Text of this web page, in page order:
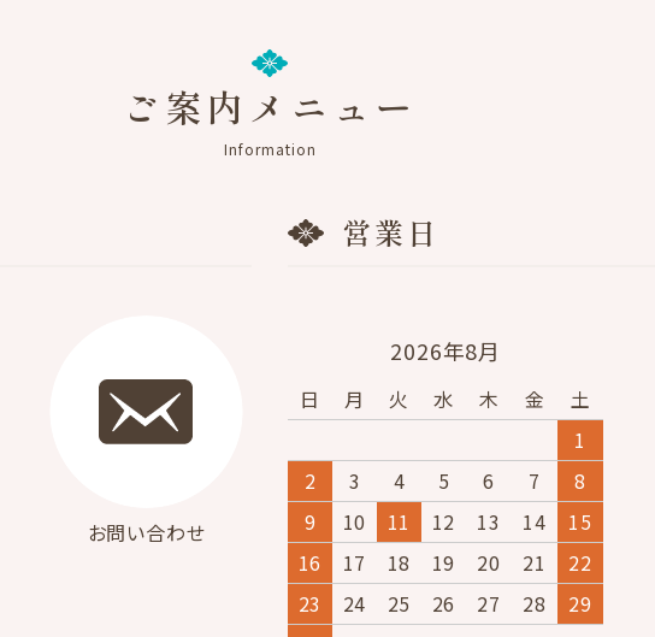
ご案内メニュー
Information
お問い合わせ
営業日
2026年8月
日 月 火 水 木 金
土
1
2
3 4 5 6 7
8
9
10 11 12 13 14
15
16
17 18 19 20 21
22
23
24 25 26 27 28
29